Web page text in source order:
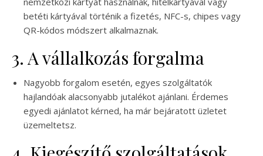
betéti kártyával történik a fizetés, NFC-s, chipes vagy
QR-kódos módszert alkalmaznak.
3. A vállalkozás forgalma
Nagyobb forgalom esetén, egyes szolgáltatók
hajlandóak alacsonyabb jutalékot ajánlani. Érdemes
egyedi ajánlatot kérned, ha már bejáratott üzletet
üzemeltetsz.